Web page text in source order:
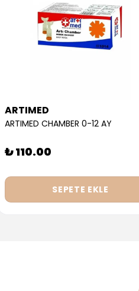
ARTIMED
ARTIMED CHAMBER 0-12 AY
₺ 110.00
SEPETE EKLE